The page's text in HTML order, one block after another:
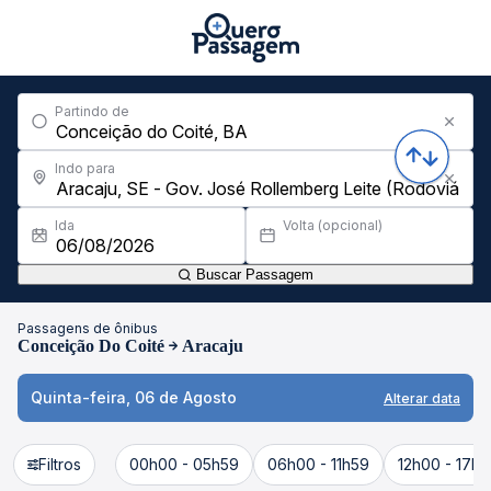
Partindo de
Indo para
Ida Volta (opcional)
Buscar Passagem
Passagens de ônibus
Conceição Do Coité Aracaju
Quinta-feira, 06 de Agosto Alterar data
Filtros 00h00 - 05h59 06h00 - 11h59 12h00 -